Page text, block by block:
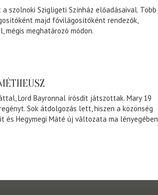
szolnoki Szigligeti Színház előadásaival. Több
majd fővilágosítóként rendezők,
meghatározó módon.
Lord Bayronnal írósdit játszottak. Mary 19
Sok átdolgozás lett, hiszen a közönség
és Hegymegi Máté új változata ma lényegében